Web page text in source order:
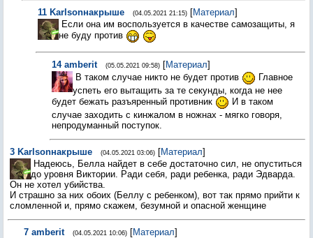
11 Karlsonнакрыше (04.05.2021 21:15) [Материал]
Если она им воспользуется в качестве самозащиты, я
не буду против
14 amberit (05.05.2021 09:58) [Материал]
В таком случае никто не будет против
Главное
успеть его вытащить за те секунды, когда не нее
будет бежать разъяренный противник
И в таком
случае заходить с кинжалом в ножнах - мягко говоря,
непродуманный поступок.
3 Karlsonнакрыше (04.05.2021 03:06) [Материал]
Надеюсь, Белла найдет в себе достаточно сил, не опуститься
до уровня Виктории. Ради себя, ради ребенка, ради Эдварда.
Он не хотел убийства.
И страшно за них обоих (Беллу с ребенком), вот так прямо прийти к
сломленной и, прямо скажем, безумной и опасной женщине
7 amberit (04.05.2021 10:06) [Материал]